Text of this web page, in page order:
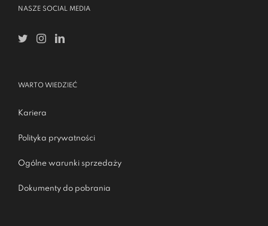
NASZE SOCIAL MEDIA
WARTO WIEDZIEĆ
Kariera
Polityka prywatności
Ogólne warunki sprzedaży
Dokumenty do pobrania